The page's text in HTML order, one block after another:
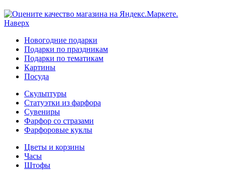
Наверх
Новогодние подарки
Подарки по праздникам
Подарки по тематикам
Картины
Посуда
Скульптуры
Статуэтки из фарфора
Сувениры
Фарфор со стразами
Фарфоровые куклы
Цветы и корзины
Часы
Штофы